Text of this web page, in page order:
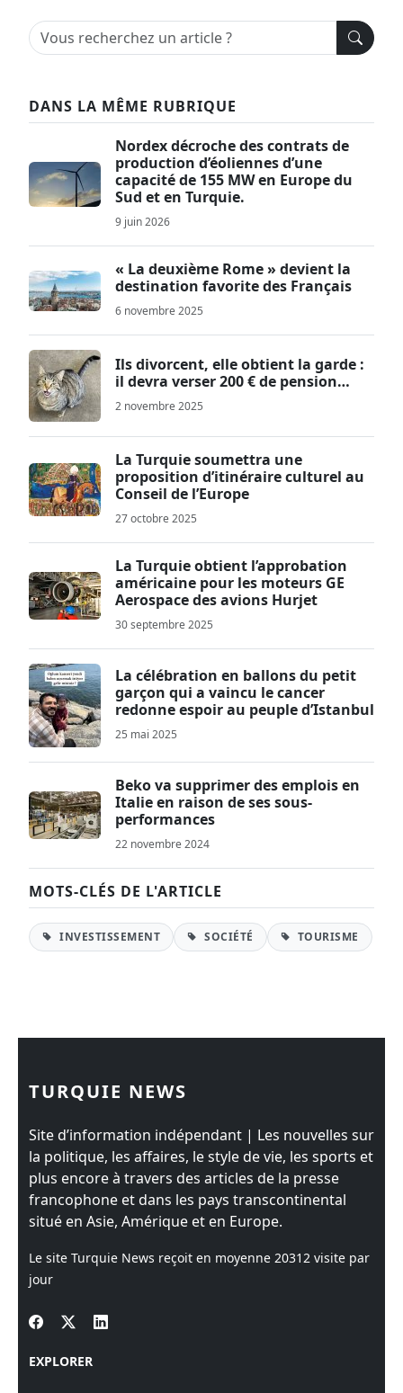
DANS LA MÊME RUBRIQUE
Nordex décroche des contrats de
production d’éoliennes d’une
capacité de 155 MW en Europe du
Sud et en Turquie.
9 juin 2026
« La deuxième Rome » devient la
destination favorite des Français
6 novembre 2025
Ils divorcent, elle obtient la garde :
il devra verser 200 € de pension…
2 novembre 2025
La Turquie soumettra une
proposition d’itinéraire culturel au
Conseil de l’Europe
27 octobre 2025
La Turquie obtient l’approbation
américaine pour les moteurs GE
Aerospace des avions Hurjet
30 septembre 2025
La célébration en ballons du petit
garçon qui a vaincu le cancer
redonne espoir au peuple d’Istanbul
25 mai 2025
Beko va supprimer des emplois en
Italie en raison de ses sous-
performances
22 novembre 2024
MOTS-CLÉS DE L'ARTICLE
INVESTISSEMENT SOCIÉTÉ TOURISME
TURQUIE NEWS
Site d’information indépendant | Les nouvelles sur
la politique, les affaires, le style de vie, les sports et
plus encore à travers des articles de la presse
francophone et dans les pays transcontinental
situé en Asie, Amérique et en Europe.
Le site Turquie News reçoit en moyenne 20312 visite par
jour
EXPLORER